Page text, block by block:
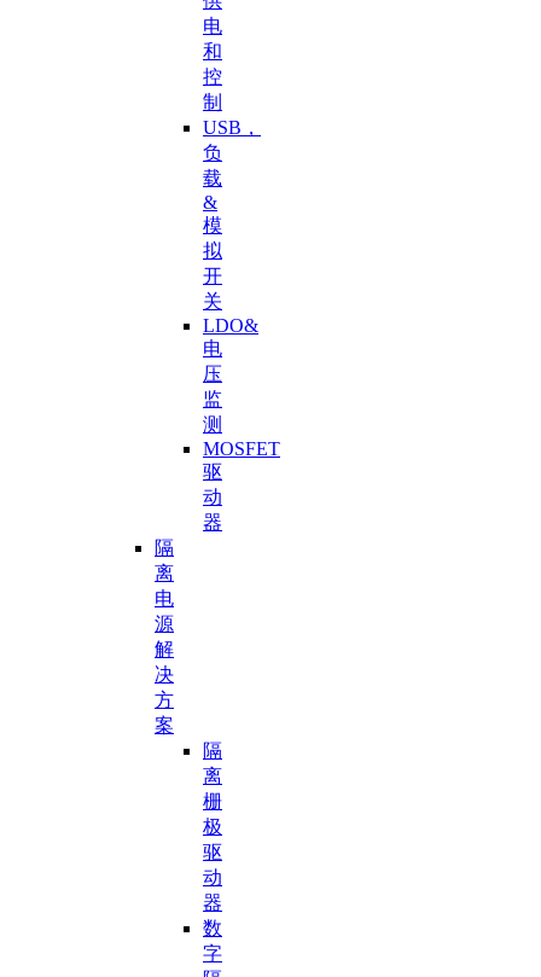
电
和
控
制
USB，
负
载
&
模
拟
开
关
LDO&
电
压
监
测
MOSFET
驱
动
器
隔
离
电
源
解
决
方
案
隔
离
栅
极
驱
动
器
数
字